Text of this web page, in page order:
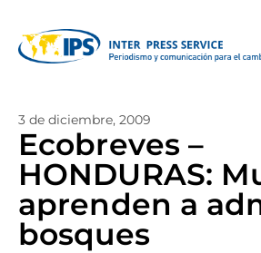
3 de diciembre, 2009
Ecobreves –
HONDURAS:
aprenden a
bosques